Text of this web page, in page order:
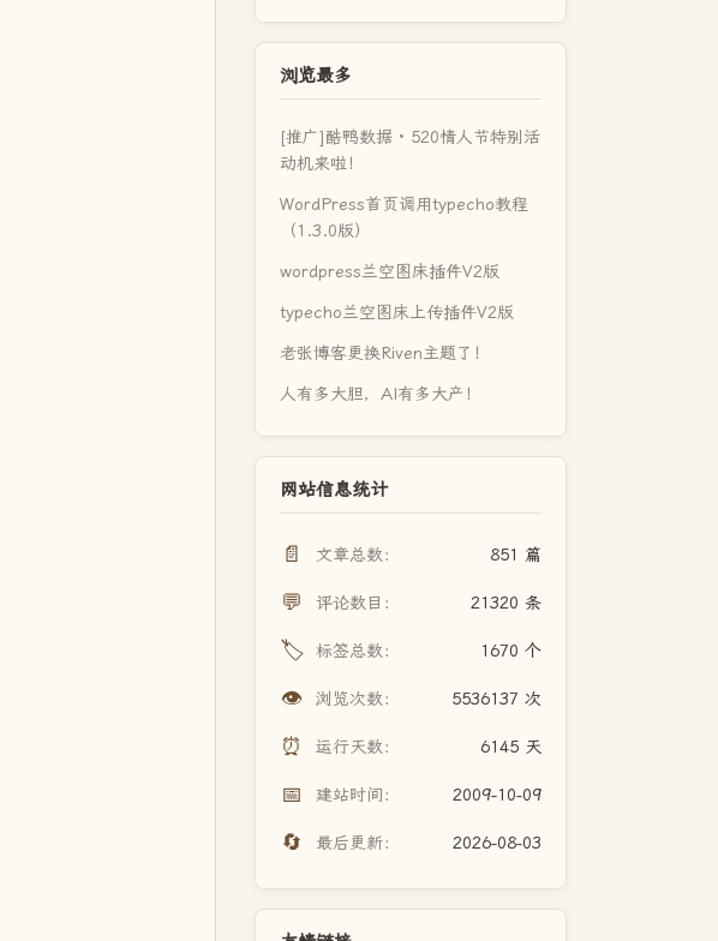
浏览最多
[推广]酷鸭数据 · 520情人节特别活
动机来啦！
WordPress首页调用typecho教程
（1.3.0版）
wordpress兰空图床插件V2版
typecho兰空图床上传插件V2版
老张博客更换Riven主题了！
人有多大胆，AI有多大产！
网站信息统计
📄 文章总数： 851 篇
💬 评论数目： 21320 条
🏷️ 标签总数： 1670 个
👁️ 浏览次数： 5536137 次
⏰ 运行天数： 6145 天
📅 建站时间： 2009-10-09
🔄 最后更新： 2026-08-03